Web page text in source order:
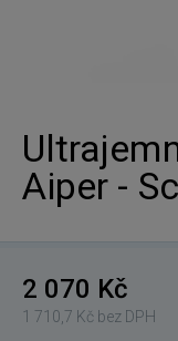
Aiper -
2 070 Kč
1 710,7 Kč bez DPH